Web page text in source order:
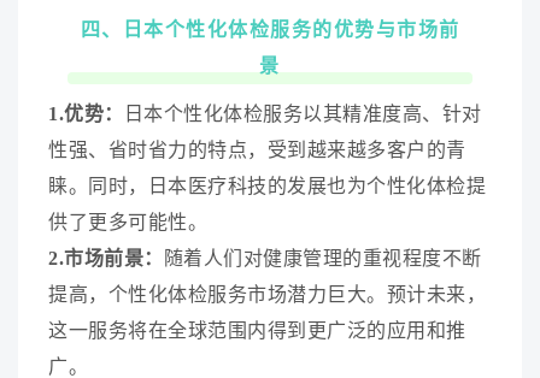
四、日本个性化体检服务的优势与市场前
景
1.优势：
日本个性化体检服务以其精准度高、针对
性强、省时省力的特点，受到越来越多客户的青
睐。同时，日本医疗科技的发展也为个性化体检提
供了更多可能性。
2.市场前景：
随着人们对健康管理的重视程度不断
提高，个性化体检服务市场潜力巨大。预计未来，
这一服务将在全球范围内得到更广泛的应用和推
广。